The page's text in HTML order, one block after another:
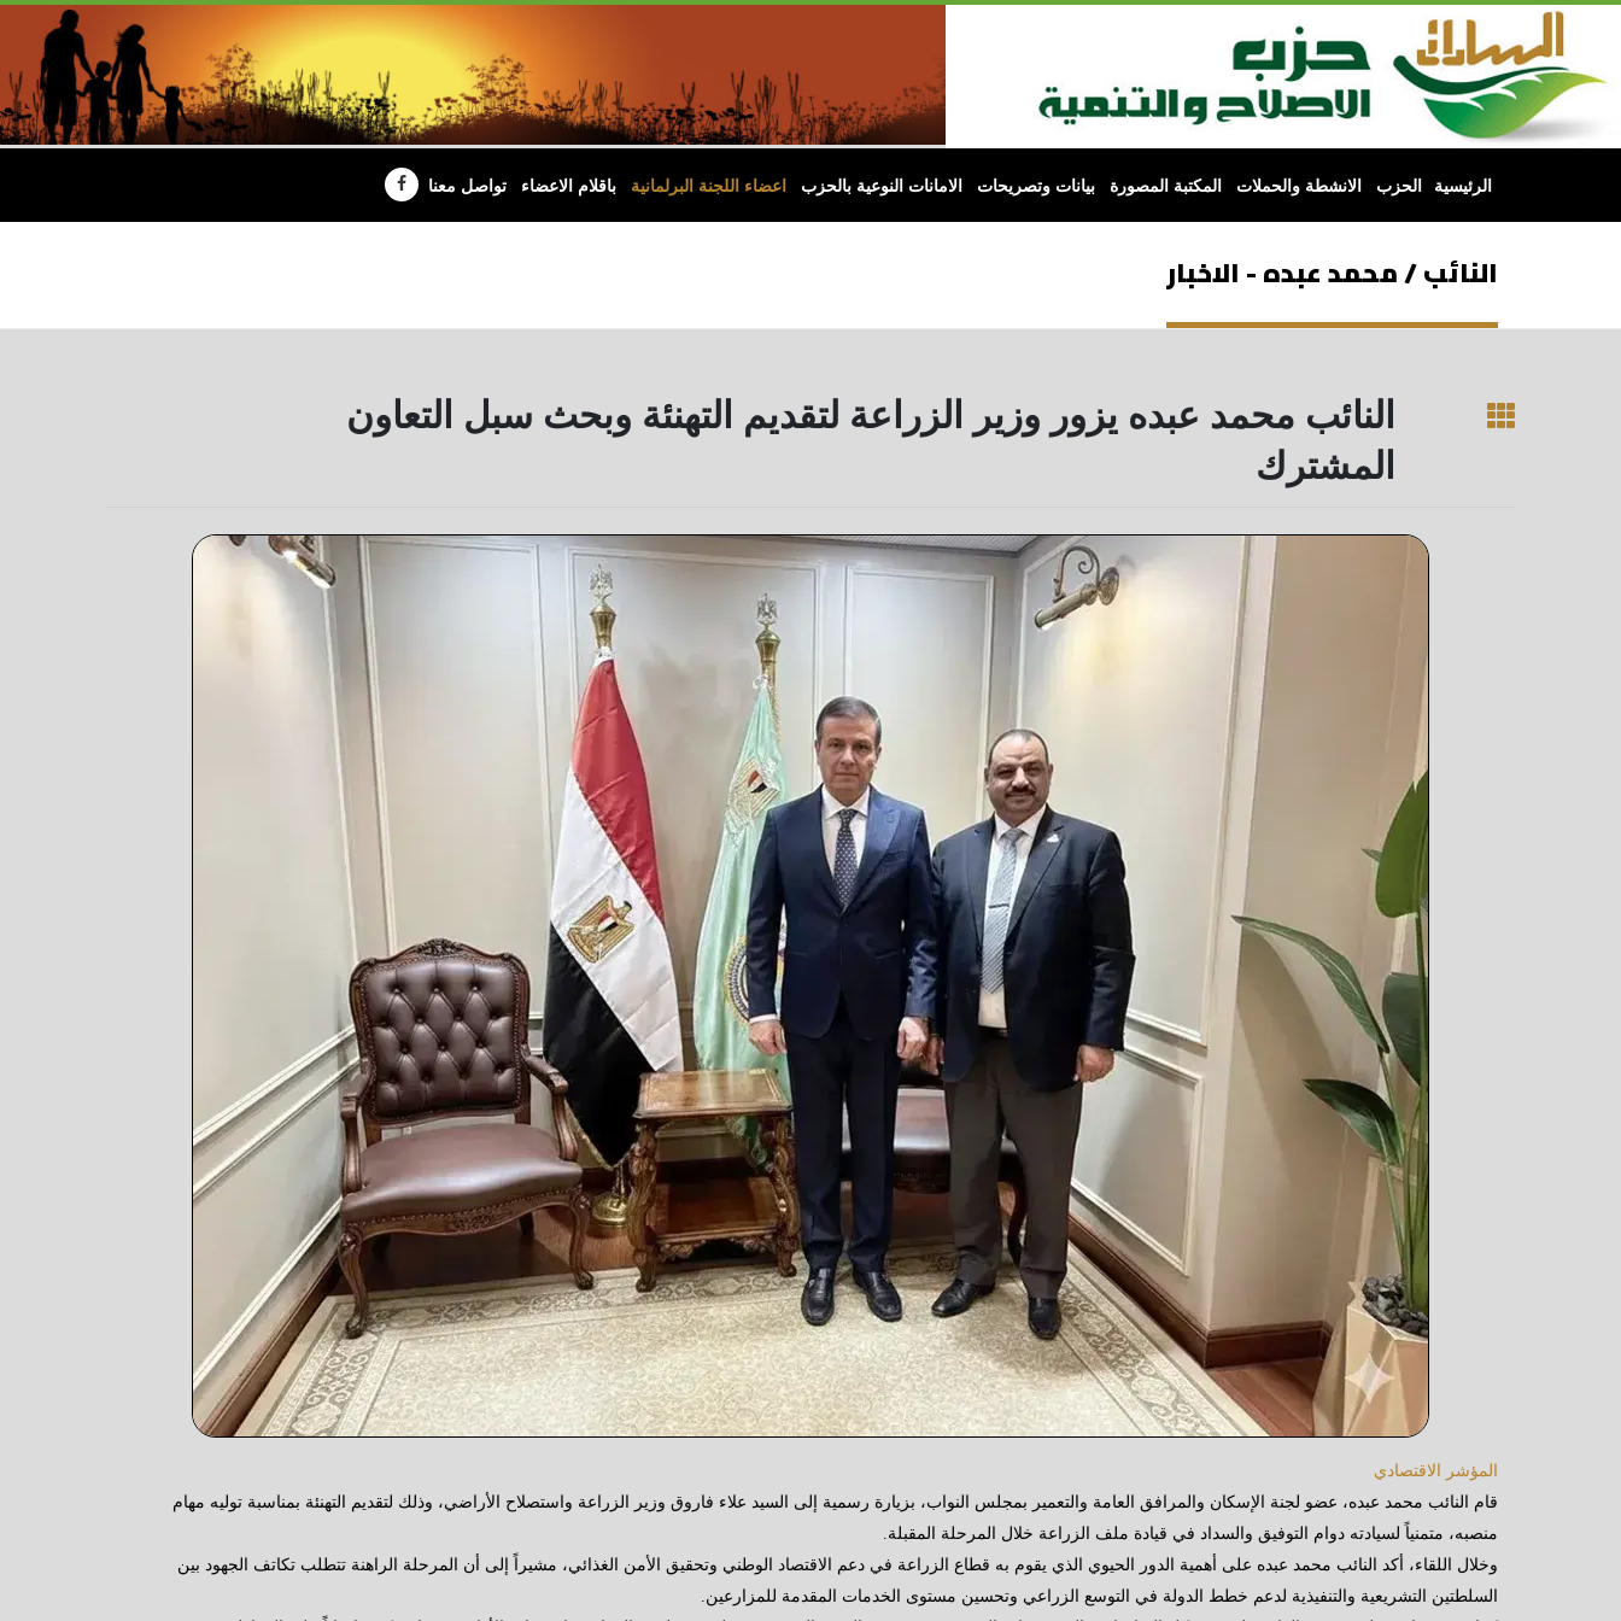
الرئيسية الحزب الانشطة والحملات المكتبة المصورة بيانات وتصريحات الامانات النوعية بالحزب اعضاء اللجنة البرلمانية باقلام الاعضاء تواصل معنا
النائب / محمد عبده - الاخبار
النائب محمد عبده يزور وزير الزراعة لتقديم التهنئة وبحث سبل التعاون
المشترك
المؤشر الاقتصادي
قام النائب محمد عبده، عضو لجنة الإسكان والمرافق العامة والتعمير بمجلس النواب، بزيارة رسمية إلى السيد علاء فاروق وزير الزراعة واستصلاح الأراضي، وذلك لتقديم التهنئة بمناسبة توليه مهام
منصبه، متمنياً لسيادته دوام التوفيق والسداد في قيادة ملف الزراعة خلال المرحلة المقبلة.
وخلال اللقاء، أكد النائب محمد عبده على أهمية الدور الحيوي الذي يقوم به قطاع الزراعة في دعم الاقتصاد الوطني وتحقيق الأمن الغذائي، مشيراً إلى أن المرحلة الراهنة تتطلب تكاتف الجهود بين
السلطتين التشريعية والتنفيذية لدعم خطط الدولة في التوسع الزراعي وتحسين مستوى الخدمات المقدمة للمزارعين.